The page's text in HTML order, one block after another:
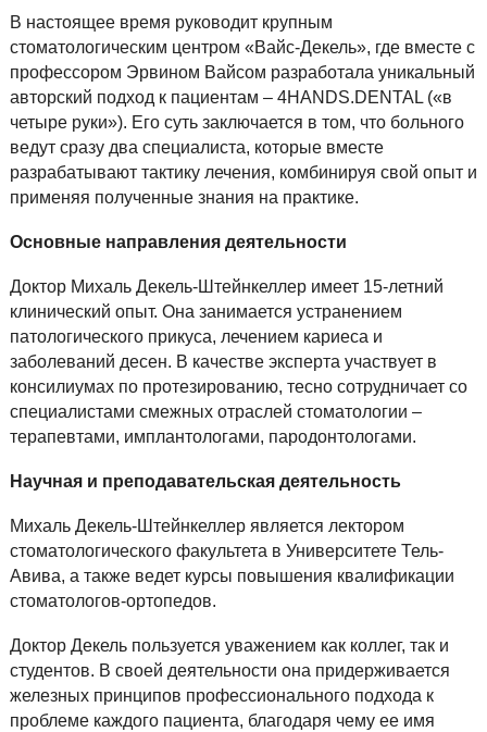
В настоящее время руководит крупным
стоматологическим центром «Вайс-Декель», где вместе с
профессором Эрвином Вайсом разработала уникальный
авторский подход к пациентам – 4HANDS.DENTAL («в
четыре руки»). Его суть заключается в том, что больного
ведут сразу два специалиста, которые вместе
разрабатывают тактику лечения, комбинируя свой опыт и
применяя полученные знания на практике.
Основные направления деятельности
Доктор Михаль Декель-Штейнкеллер имеет 15-летний
клинический опыт. Она занимается устранением
патологического прикуса, лечением кариеса и
заболеваний десен. В качестве эксперта участвует в
консилиумах по протезированию, тесно сотрудничает со
специалистами смежных отраслей стоматологии –
терапевтами, имплантологами, пародонтологами.
Научная и преподавательская деятельность
Михаль Декель-Штейнкеллер является лектором
стоматологического факультета в Университете Тель-
Авива, а также ведет курсы повышения квалификации
стоматологов-ортопедов.
Доктор Декель пользуется уважением как коллег, так и
студентов. В своей деятельности она придерживается
железных принципов профессионального подхода к
проблеме каждого пациента, благодаря чему ее имя